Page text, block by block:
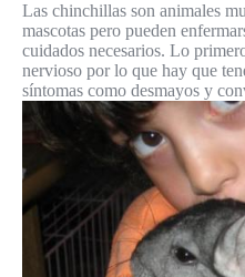
Las chinchillas son animales
mascotas pero pueden
cuidados necesarios. Lo
nervioso por lo que hay que
síntomas como desmayos y